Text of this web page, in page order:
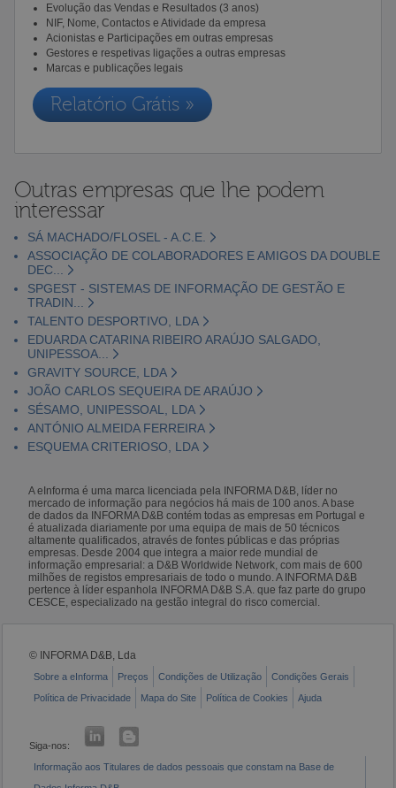
Evolução das Vendas e Resultados (3 anos)
NIF, Nome, Contactos e Atividade da empresa
Acionistas e Participações em outras empresas
Gestores e respetivas ligações a outras empresas
Marcas e publicações legais
Relatório Grátis »
Outras empresas que lhe podem
interessar
SÁ MACHADO/FLOSEL - A.C.E.
ASSOCIAÇÃO DE COLABORADORES E AMIGOS DA DOUBLE
DEC...
SPGEST - SISTEMAS DE INFORMAÇÃO DE GESTÃO E
TRADIN...
TALENTO DESPORTIVO, LDA
EDUARDA CATARINA RIBEIRO ARAÚJO SALGADO,
UNIPESSOA...
GRAVITY SOURCE, LDA
JOÃO CARLOS SEQUEIRA DE ARAÚJO
SÉSAMO, UNIPESSOAL, LDA
ANTÓNIO ALMEIDA FERREIRA
ESQUEMA CRITERIOSO, LDA
A eInforma é uma marca licenciada pela INFORMA D&B, líder no
mercado de informação para negócios há mais de 100 anos. A base
de dados da INFORMA D&B contém todas as empresas em Portugal e
é atualizada diariamente por uma equipa de mais de 50 técnicos
altamente qualificados, através de fontes públicas e das próprias
empresas. Desde 2004 que integra a maior rede mundial de
informação empresarial: a D&B Worldwide Network, com mais de 600
milhões de registos empresariais de todo o mundo. A INFORMA D&B
pertence à líder espanhola INFORMA D&B S.A. que faz parte do grupo
CESCE, especializado na gestão integral do risco comercial.
© INFORMA D&B, Lda
Sobre a eInforma Preços Condições de Utilização
Condições Gerais
Política de Privacidade
Mapa do Site Política de Cookies Ajuda
Siga-nos:
Informação aos Titulares de dados pessoais que constam na Base de